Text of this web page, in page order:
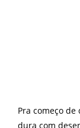
Pra começo
dura com